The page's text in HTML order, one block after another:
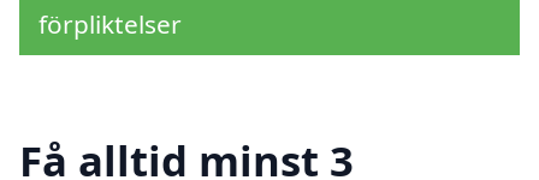
förpliktelser
Få alltid minst 3